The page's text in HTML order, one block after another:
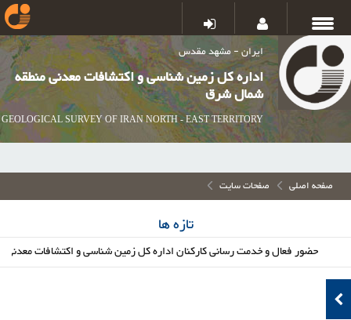
ایران - مشهد مقدس
اداره کل زمین شناسی و اکتشافات معدنی منطقه
شمال شرق
GEOLOGICAL SURVEY OF IRAN NORTH - EAST TERRITORY
صفحه اصلی صفحات سایت
تازه ها
حضور فعال و خدمت رسانی کارکنان اداره کل زمین شناسی و اکتشافات معدنی